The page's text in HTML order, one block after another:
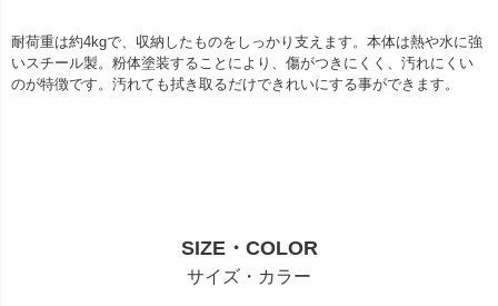
耐荷重は約4kgで、収納したものをしっかり支えます。本体は熱や水に強
いスチール製。粉体塗装することにより、傷がつきにくく、汚れにくい
のが特徴です。汚れても拭き取るだけできれいにする事ができます。
SIZE・COLOR
サイズ・カラー